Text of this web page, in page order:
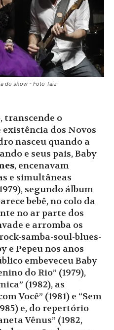
do show - Foto Taiz
transcende o
dos Novos
nasceu quando a
e seus pais, Baby
, encenavam
e simultâneas
segundo álbum
bebê, no colo da
no ar parte dos
e arromba os
samba-soul-blues-
e Pepeu nos anos
embeveceu Baby
do Rio” (1979),
(1982), as
Você” (1981) e “Sem
e, do repertório
Vênus” (1982,